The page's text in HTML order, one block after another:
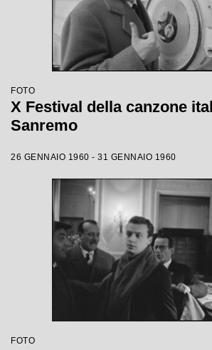
FOTO
X Festival della canzone
Sanremo
26 GENNAIO 1960 - 31 GENNAIO 1960
FOTO